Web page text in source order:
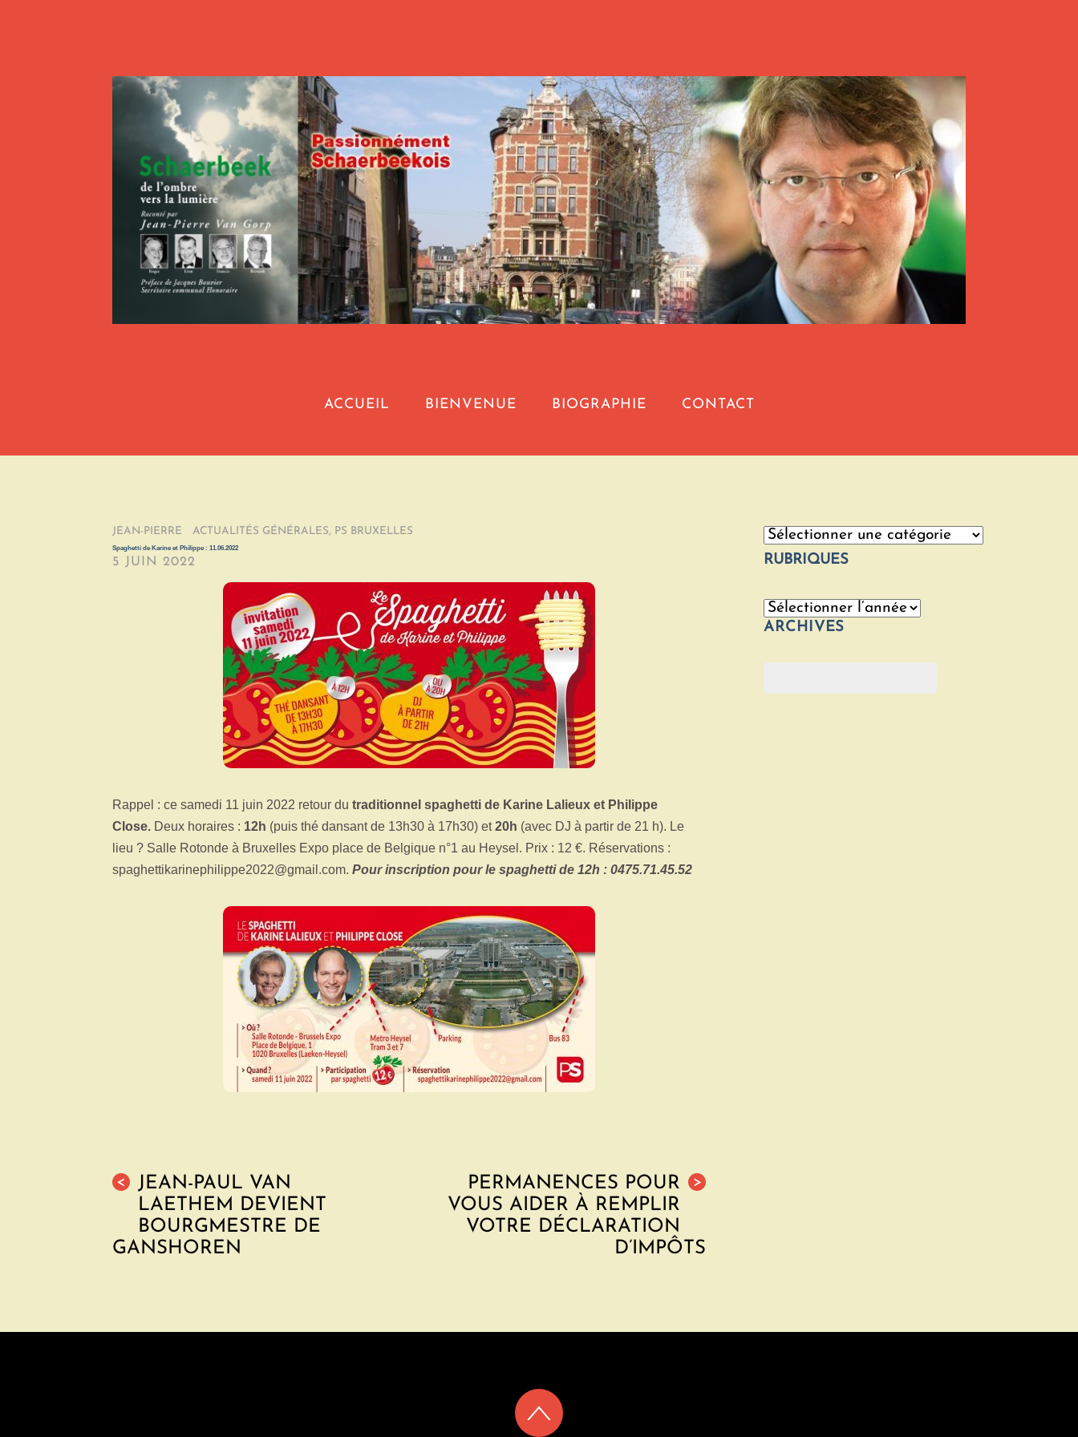
ACCUEIL BIENVENUE BIOGRAPHIE CONTACT
JEAN-PIERRE / ACTUALITÉS GÉNÉRALES, PS BRUXELLES /
Spaghetti de Karine et Philippe : 11.06.2022
5 JUIN 2022
Rappel : ce samedi 11 juin 2022 retour du traditionnel spaghetti de Karine Lalieux et Philippe
Close. Deux horaires : 12h (puis thé dansant de 13h30 à 17h30) et20h (avec DJ à partir de 21 h). Le
lieu ? Salle Rotonde à Bruxelles Expo place de Belgique n°1 au Heysel. Prix : 12 €. Réservations :
spaghettikarinephilippe2022@gmail.com. Pour inscription pour le spaghetti de 12h : 0475.71.45.52
<
JEAN-PAUL VAN
LAETHEM DEVIENT
BOURGMESTRE DE
GANSHOREN
>
PERMANENCES POUR
VOUS AIDER À REMPLIR
VOTRE DÉCLARATION
D’IMPÔTS
Catégories
RUBRIQUES
Archives
ARCHIVES